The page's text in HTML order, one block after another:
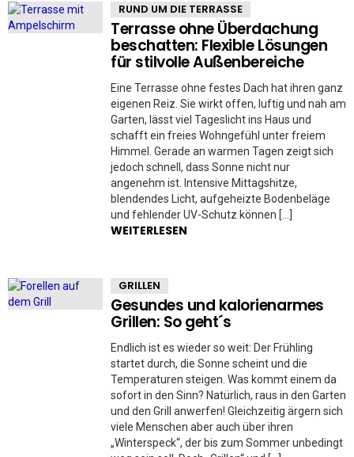
RUND UM DIE TERRASSE
Terrasse ohne Überdachung
beschatten: Flexible Lösungen
für stilvolle Außenbereiche
Eine Terrasse ohne festes Dach hat ihren ganz
eigenen Reiz. Sie wirkt offen, luftig und nah am
Garten, lässt viel Tageslicht ins Haus und
schafft ein freies Wohngefühl unter freiem
Himmel. Gerade an warmen Tagen zeigt sich
jedoch schnell, dass Sonne nicht nur
angenehm ist. Intensive Mittagshitze,
blendendes Licht, aufgeheizte Bodenbeläge
und fehlender UV-Schutz können […]
WEITERLESEN
GRILLEN
Gesundes und kalorienarmes
Grillen: So geht´s
Endlich ist es wieder so weit: Der Frühling
startet durch, die Sonne scheint und die
Temperaturen steigen. Was kommt einem da
sofort in den Sinn? Natürlich, raus in den Garten
und den Grill anwerfen! Gleichzeitig ärgern sich
viele Menschen aber auch über ihren
„Winterspeck“, der bis zum Sommer unbedingt